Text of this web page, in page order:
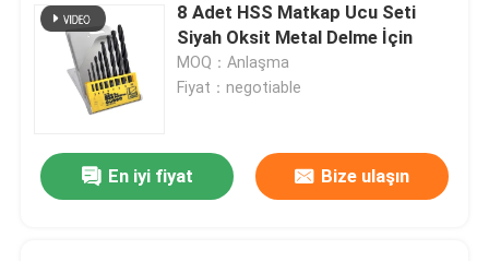
8 Adet HSS Matkap Ucu Seti
Siyah Oksit Metal Delme İçin
MOQ：Anlaşma
Fiyat：negotiable
En iyi fiyat Bize ulaşın